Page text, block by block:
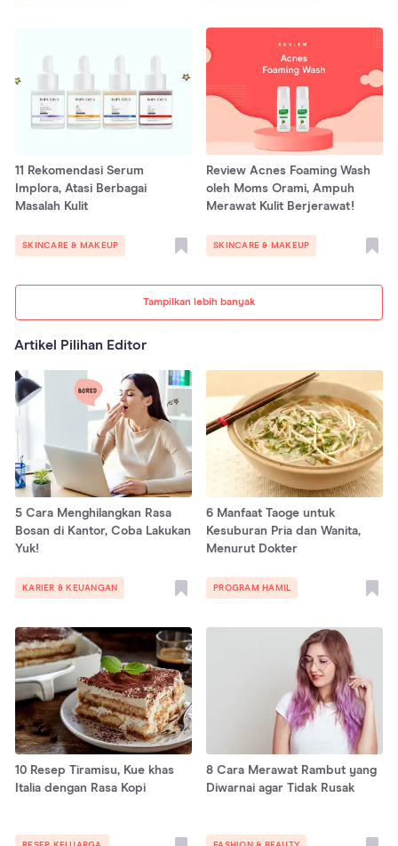
Tampilkan lebih banyak
11 Rekomendasi Serum
Implora, Atasi Berbagai
Masalah Kulit
SKINCARE & MAKEUP
Review Acnes Foaming Wash
oleh Moms Orami, Ampuh
Merawat Kulit Berjerawat!
SKINCARE & MAKEUP
Artikel Pilihan Editor
5 Cara Menghilangkan Rasa
Bosan di Kantor, Coba Lakukan
Yuk!
KARIER & KEUANGAN
6 Manfaat Taoge untuk
Kesuburan Pria dan Wanita,
Menurut Dokter
PROGRAM HAMIL
10 Resep Tiramisu, Kue khas
Italia dengan Rasa Kopi
8 Cara Merawat Rambut yang
Diwarnai agar Tidak Rusak